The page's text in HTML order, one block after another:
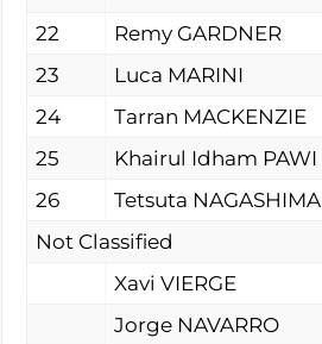
22
Remy GARDNER
23
Luca MARINI
24
Tarran MACKENZIE
25
Khairul Idham PAWI
26
Tetsuta NAGASHIMA
Not Classified
Xavi VIERGE
Jorge NAVARRO